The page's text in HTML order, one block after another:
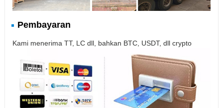
Pembayaran
Kami menerima TT, LC dll, bahkan BTC, USDT, dll crypto